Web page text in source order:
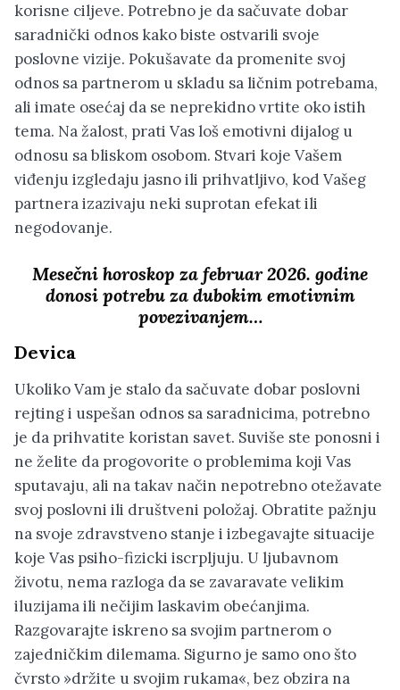
korisne ciljeve. Potrebno je da sačuvate dobar
saradnički odnos kako biste ostvarili svoje
poslovne vizije. Pokušavate da promenite svoj
odnos sa partnerom u skladu sa ličnim potrebama,
ali imate osećaj da se neprekidno vrtite oko istih
tema. Na žalost, prati Vas loš emotivni dijalog u
odnosu sa bliskom osobom. Stvari koje Vašem
viđenju izgledaju jasno ili prihvatljivo, kod Vašeg
partnera izazivaju neki suprotan efekat ili
negodovanje.
Mesečni horoskop za februar 2026. godine
donosi potrebu za dubokim emotivnim
povezivanjem…
Devica
Ukoliko Vam je stalo da sačuvate dobar poslovni
rejting i uspešan odnos sa saradnicima, potrebno
je da prihvatite koristan savet. Suviše ste ponosni i
ne želite da progovorite o problemima koji Vas
sputavaju, ali na takav način nepotrebno otežavate
svoj poslovni ili društveni položaj. Obratite pažnju
na svoje zdravstveno stanje i izbegavajte situacije
koje Vas psiho-fizicki iscrpljuju. U ljubavnom
životu, nema razloga da se zavaravate velikim
iluzijama ili nečijim laskavim obećanjima.
Razgovarajte iskreno sa svojim partnerom o
zajedničkim dilemama. Sigurno je samo ono što
čvrsto »držite u svojim rukama«, bez obzira na